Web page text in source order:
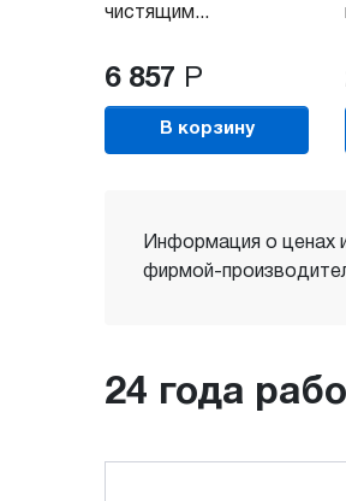
чистящим...
6 857 Р
В корзину
Информация о ценах
фирмой-
24 года